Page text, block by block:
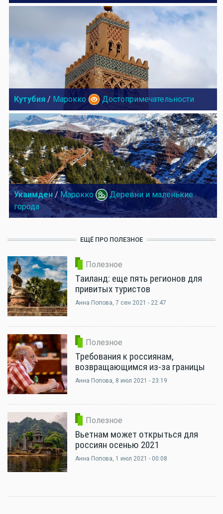
Кутубия / Марокко Достопримечательности
Укаимден/ Марокко
Деревни и маленькие
города
ЕЩЁ ПРО ПОЛЕЗНОЕ
Полезное
Таиланд: еще пять регионов для
привитых туристов
Анна Попова, 7 сен 2021 - 22:47
Полезное
Требования к россиянам,
возвращающимся из-за границы
Анна Попова, 8 июл 2021 - 23:19
Полезное
Вьетнам может открыться для
россиян осенью 2021
Анна Попова, 1 июл 2021 - 00:08